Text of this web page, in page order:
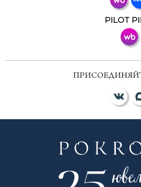
PILOT